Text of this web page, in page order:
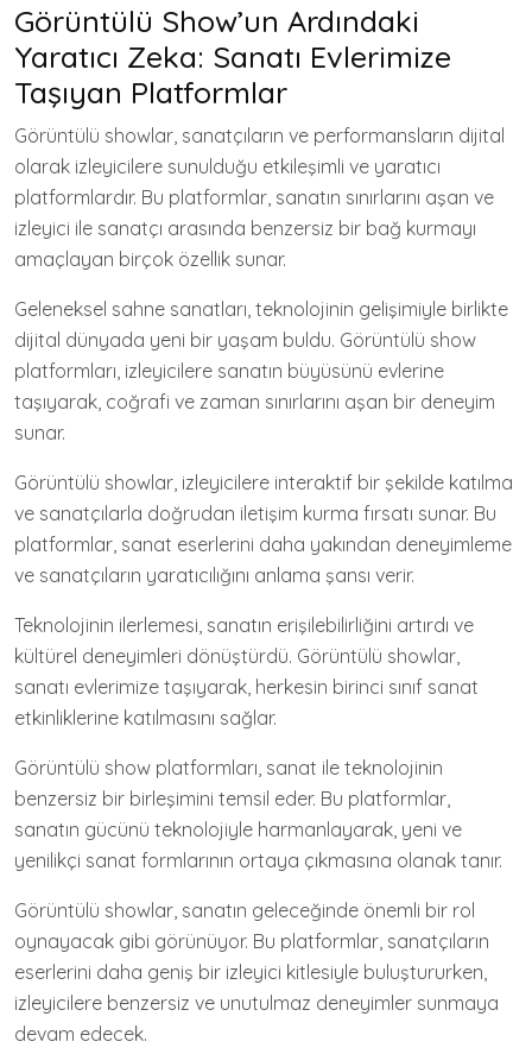
Görüntülü Show’un Ardındaki
Yaratıcı Zeka: Sanatı Evlerimize
Taşıyan Platformlar
Görüntülü showlar, sanatçıların ve performansların dijital
olarak izleyicilere sunulduğu etkileşimli ve yaratıcı
platformlardır. Bu platformlar, sanatın sınırlarını aşan ve
izleyici ile sanatçı arasında benzersiz bir bağ kurmayı
amaçlayan birçok özellik sunar.
Geleneksel sahne sanatları, teknolojinin gelişimiyle birlikte
dijital dünyada yeni bir yaşam buldu. Görüntülü show
platformları, izleyicilere sanatın büyüsünü evlerine
taşıyarak, coğrafi ve zaman sınırlarını aşan bir deneyim
sunar.
Görüntülü showlar, izleyicilere interaktif bir şekilde katılma
ve sanatçılarla doğrudan iletişim kurma fırsatı sunar. Bu
platformlar, sanat eserlerini daha yakından deneyimleme
ve sanatçıların yaratıcılığını anlama şansı verir.
Teknolojinin ilerlemesi, sanatın erişilebilirliğini artırdı ve
kültürel deneyimleri dönüştürdü. Görüntülü showlar,
sanatı evlerimize taşıyarak, herkesin birinci sınıf sanat
etkinliklerine katılmasını sağlar.
Görüntülü show platformları, sanat ile teknolojinin
benzersiz bir birleşimini temsil eder. Bu platformlar,
sanatın gücünü teknolojiyle harmanlayarak, yeni ve
yenilikçi sanat formlarının ortaya çıkmasına olanak tanır.
Görüntülü showlar, sanatın geleceğinde önemli bir rol
oynayacak gibi görünüyor. Bu platformlar, sanatçıların
eserlerini daha geniş bir izleyici kitlesiyle buluştururken,
izleyicilere benzersiz ve unutulmaz deneyimler sunmaya
devam edecek.